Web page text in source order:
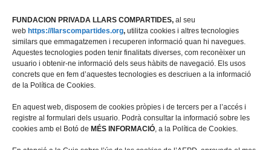
FUNDACION PRIVADA LLARS COMPARTIDES, al seu
web https://llarscompartides.org, utilitza cookies i altres tecnologies
similars que emmagatzemen i recuperen informació quan hi navegues.
Aquestes tecnologies poden tenir finalitats diverses, com reconèixer un
usuario i obtenir-ne informació dels seus hàbits de navegació. Els usos
concrets que en fem d’aquestes tecnologies es descriuen a la informació
de la Política de Cookies.
En aquest web, disposem de cookies pròpies i de tercers per a l’accés i
registre al formulari dels usuario. Podrà consultar la informació sobre les
cookies amb el Botó de MÉS INFORMACIÓ, a la Política de Cookies.